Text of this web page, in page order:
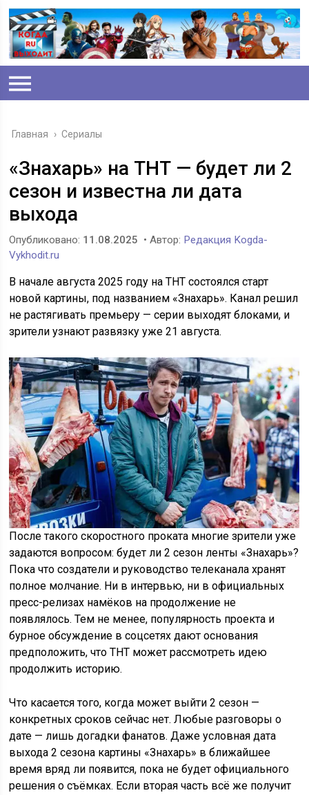
Главная › Сериалы
«Знахарь» на ТНТ — будет ли 2
сезон и известна ли дата
выхода
Опубликовано: 11.08.2025 • Автор: Редакция Kogda-
Vykhodit.ru
В начале августа 2025 году на ТНТ состоялся старт
новой картины, под названием «Знахарь». Канал решил
не растягивать премьеру — серии выходят блоками, и
зрители узнают развязку уже 21 августа.
После такого скоростного проката многие зрители уже
задаются вопросом: будет ли 2 сезон ленты «Знахарь»?
Пока что создатели и руководство телеканала хранят
полное молчание. Ни в интервью, ни в официальных
пресс-релизах намёков на продолжение не
появлялось. Тем не менее, популярность проекта и
бурное обсуждение в соцсетях дают основания
предположить, что ТНТ может рассмотреть идею
продолжить историю.
Что касается того, когда может выйти 2 сезон —
конкретных сроков сейчас нет. Любые разговоры о
дате — лишь догадки фанатов. Даже условная дата
выхода 2 сезона картины «Знахарь» в ближайшее
время вряд ли появится, пока не будет официального
решения о съёмках. Если вторая часть всё же получит